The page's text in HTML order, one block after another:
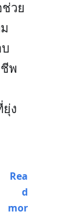
วย
พ
ง
Rea
d
mor